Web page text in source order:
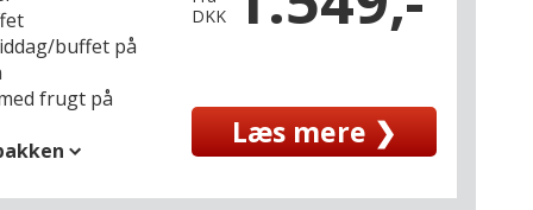
buffet på
frugt på
DKK
Læs mere ❯